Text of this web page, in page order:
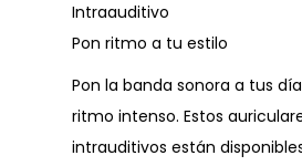
Intraauditivo
Pon ritmo a tu estilo
Pon la banda sonora a tus
ritmo intenso. Estos
intrauditivos están